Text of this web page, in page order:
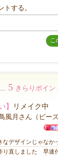
メント
トする。
5 きらりポイン
】 リメイク中
風月さん（ビー
デザインじゃなか
り直しました 早速